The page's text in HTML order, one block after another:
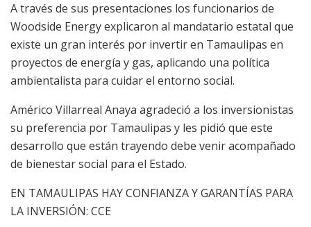
A través de sus presentaciones los funcionarios de
Woodside Energy explicaron al mandatario estatal que
existe un gran interés por invertir en Tamaulipas en
proyectos de energía y gas, aplicando una política
ambientalista para cuidar el entorno social.
Américo Villarreal Anaya agradeció a los inversionistas
su preferencia por Tamaulipas y les pidió que este
desarrollo que están trayendo debe venir acompañado
de bienestar social para el Estado.
EN TAMAULIPAS HAY CONFIANZA Y GARANTÍAS PARA
LA INVERSIÓN: CCE